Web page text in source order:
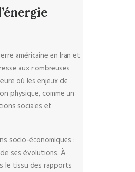
américaine en Iran et
aux nombreuses
où les enjeux de
physique, comme un
sociales et
socio-économiques :
ses évolutions. À
le tissu des rapports